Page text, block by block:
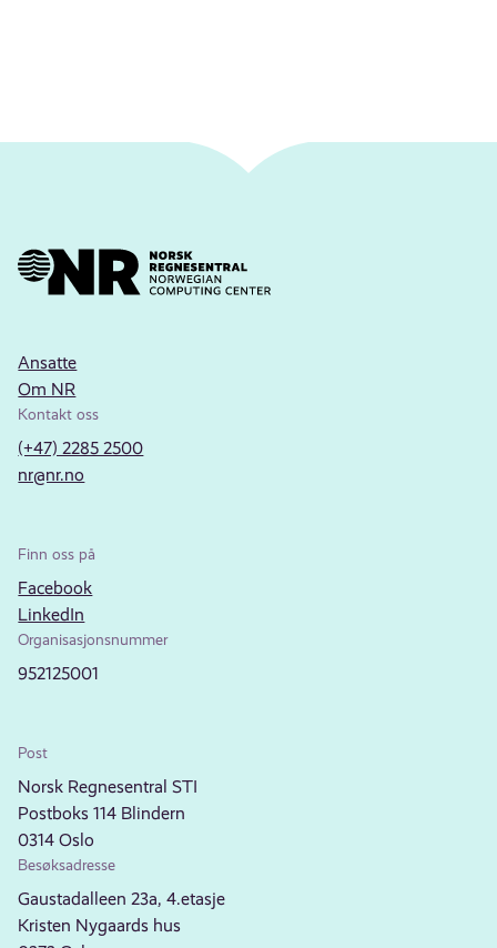
Ansatte
Om NR
Kontakt oss
(+47) 2285 2500
nr@nr.no
Finn oss på
Facebook
LinkedIn
Organisasjonsnummer
952125001
Post
Norsk Regnesentral STI
Postboks 114 Blindern
0314 Oslo
Besøksadresse
Gaustadalleen 23a, 4.etasje
Kristen Nygaards hus